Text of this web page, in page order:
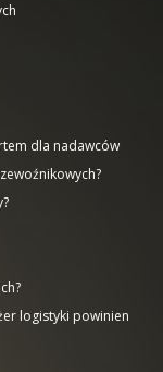
dla nadawców
logistyki powinien